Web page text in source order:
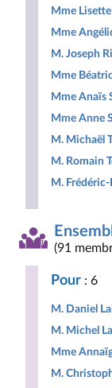
Mme
Mme
M. Joseph
Mme
Mme Anaïs
Mme Anne
M. Michaël
M. Romain
M.
(91
Pour : 6
M. Daniel
M. Michel
Mme
M.